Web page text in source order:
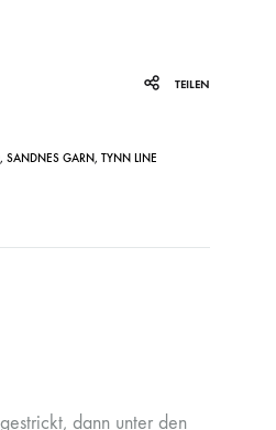
TEILEN
, SANDNES GARN, TYNN LINE
dann unter den